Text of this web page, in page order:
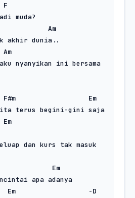
F
muda?
Am
akhir dunia..
Am
nyanyikan ini bersama
F#m
Em
Em
Em
Em
                  -
D